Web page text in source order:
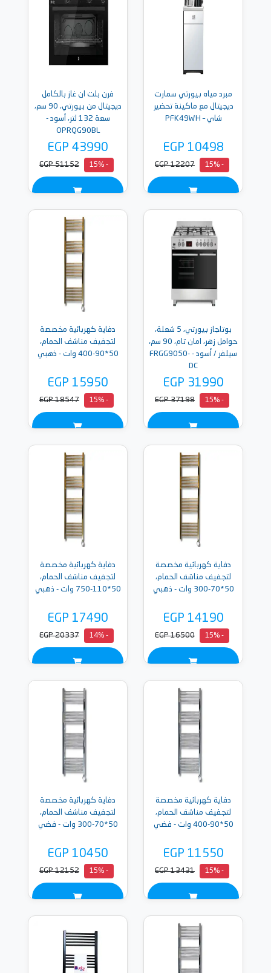
مبرد مياه بيورتي سمارت
ديجيتال مع ماكينة تحضير
شاي – PFK49WH
EGP 10498
- 15%
EGP 12207
فرن بلت ان غاز بالكامل
ديجيتال من بيورتي، 90 سم،
سعة 132 لتر، أسود -
OPRQG90BL
EGP 43990
- 15%
EGP 51152
بوتاجاز بيورتي، 5 شعلة،
حوامل زهر، امان تام، 90 سم،
سيلفر / أسود - FRGG9050-
DC
EGP 31990
- 15%
EGP 37198
دفاية كهربائية مخصصة
لتجفيف مناشف الحمام،
50*90-400 وات - ذهبي
EGP 15950
- 15%
EGP 18547
دفاية كهربائية مخصصة
لتجفيف مناشف الحمام،
50*70-300 وات - ذهبي
EGP 14190
- 15%
EGP 16500
دفاية كهربائية مخصصة
لتجفيف مناشف الحمام،
50*110-750 وات - ذهبي
EGP 17490
- 14%
EGP 20337
دفاية كهربائية مخصصة
لتجفيف مناشف الحمام،
50*90-400 وات - فضي
EGP 11550
- 15%
EGP 13431
دفاية كهربائية مخصصة
لتجفيف مناشف الحمام،
50*70-300 وات - فضي
EGP 10450
- 15%
EGP 12152